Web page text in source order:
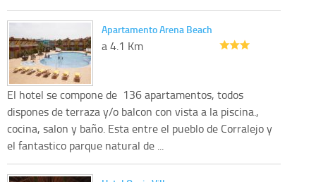
Apartamento Arena Beach
a 4.1 Km
El hotel se compone de 136 apartamentos, todos
dispones de terraza y/o balcon con vista a la piscina.,
cocina, salon y baño. Esta entre el pueblo de Corralejo y
el fantastico parque natural de ...